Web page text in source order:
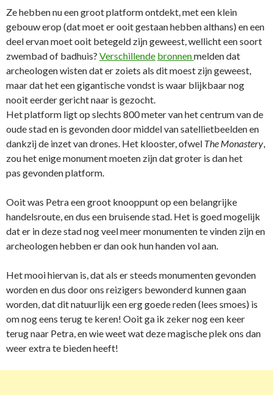
Ze hebben nu een groot platform ontdekt, met een klein
gebouw erop (dat moet er ooit gestaan hebben althans) en een
deel ervan moet ooit betegeld zijn geweest, wellicht een soort
zwembad of badhuis? Verschillende bronnenmelden dat
archeologen wisten dat er zoiets als dit moest zijn geweest,
maar dat het een gigantische vondst is waar blijkbaar nog
nooit eerder gericht naar is gezocht.
Het platform ligt op slechts 800 meter van het centrum van de
oude stad en is gevonden door middel van satellietbeelden en
dankzij de inzet van drones. Het klooster, ofwel The Monastery,
zou het enige monument moeten zijn dat groter is dan het
pas gevonden platform.
Ooit was Petra een groot knooppunt op een belangrijke
handelsroute, en dus een bruisende stad. Het is goed mogelijk
dat er in deze stad nog veel meer monumenten te vinden zijn en
archeologen hebben er dan ook hun handen vol aan.
Het mooi hiervan is, dat als er steeds monumenten gevonden
worden en dus door ons reizigers bewonderd kunnen gaan
worden, dat dit natuurlijk een erg goede reden (lees smoes) is
om nog eens terug te keren! Ooit ga ik zeker nog een keer
terug naar Petra, en wie weet wat deze magische plek ons dan
weer extra te bieden heeft!